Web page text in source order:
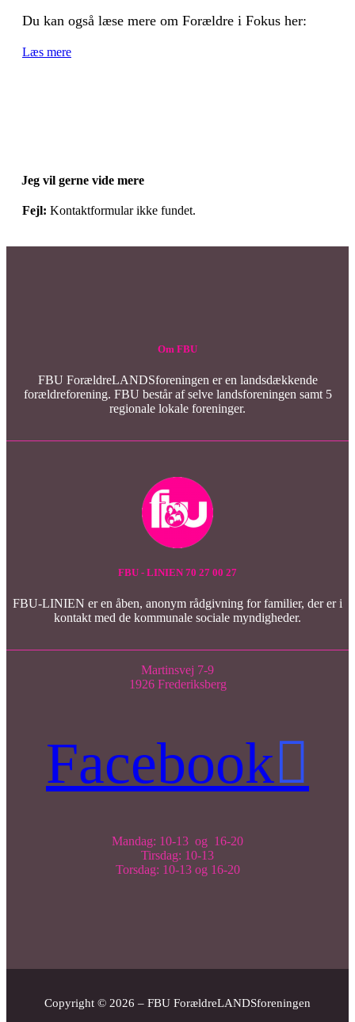
Du kan også læse mere om Forældre i Fokus her:
Læs mere
Jeg vil gerne vide mere
Fejl: Kontaktformular ikke fundet.
Om FBU
FBU ForældreLANDSforeningen er en landsdækkende
forældreforening. FBU består af selve landsforeningen samt 5
regionale lokale foreninger.
FBU - LINIEN 70 27 00 27
FBU-LINIEN er en åben, anonym rådgivning for familier, der er i
kontakt med de kommunale sociale myndigheder.
Martinsvej 7-9
1926 Frederiksberg
Facebook
Mandag: 10-13 og 16-20
Tirsdag: 10-13
Torsdag: 10-13 og 16-20
Copyright © 2026 – FBU ForældreLANDSforeningen